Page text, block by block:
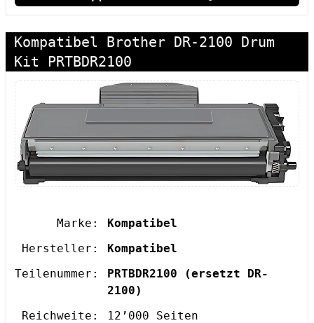
Kompatibel Brother DR-2100 Drum
Kit PRTBDR2100
Marke:
Kompatibel
Hersteller:
Kompatibel
Teilenummer:
PRTBDR2100
(ersetzt DR-
2100)
Reichweite:
12’000 Seiten